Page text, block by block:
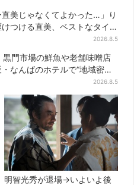
直美じゃなくてよかった…」り
つける直美、ベストなタイ
2026.8.5
黒門市場の鮮魚や老舗味噌店
なんばのホテルで“地域密
2026.8.5
明智光秀が退場→いよいよ後